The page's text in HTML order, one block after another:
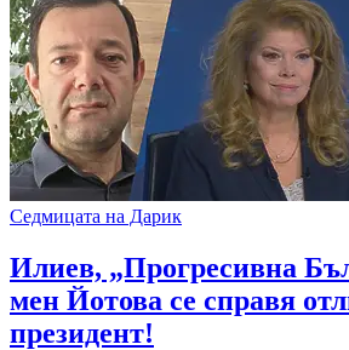
Седмицата на Дарик
Илиев, „Прогресивна
мен Йотова се справя
президент!